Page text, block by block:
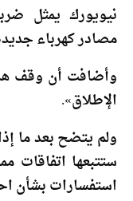
نيويورك يمثل
مصادر كهرباء
وأضافت أن وقف
الإطلاق».
ولم يتضح بعد ما
ستتبعها اتفاقات
استفسارات بشأن